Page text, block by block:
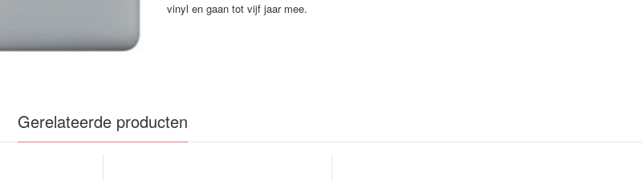
vinyl en gaan tot vijf jaar mee.
Gerelateerde producten